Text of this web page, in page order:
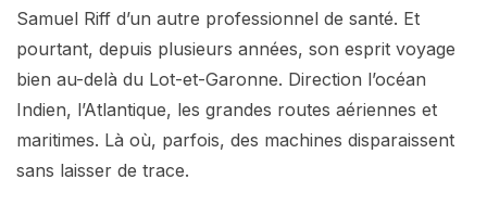
Samuel Riff d’un autre professionnel de santé. Et
pourtant, depuis plusieurs années, son esprit voyage
bien au-delà du Lot-et-Garonne. Direction l’océan
Indien, l’Atlantique, les grandes routes aériennes et
maritimes. Là où, parfois, des machines disparaissent
sans laisser de trace.